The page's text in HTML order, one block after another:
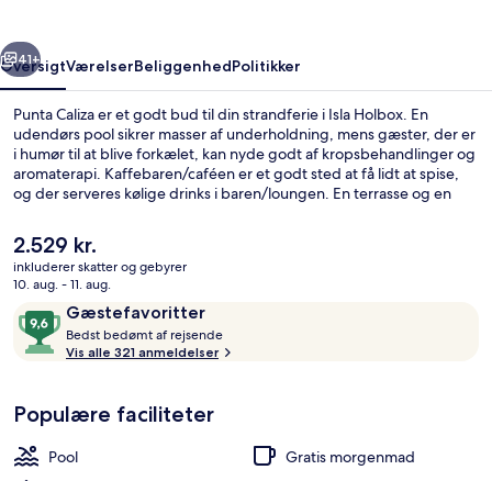
Næste
41+
OversigtVærelserBeliggenhedPolitikker
Punta Caliza er et godt bud til din strandferie i Isla Holbox. En
udendørs pool sikrer masser af underholdning, mens gæster, der er
i humør til at blive forkælet, kan nyde godt af kropsbehandlinger og
aromaterapi. Kaffebaren/caféen er et godt sted at få lidt at spise,
og der serveres kølige drinks i baren/loungen. En terrasse og en
Den
nuværende
pris
2.529 kr.
2.529 kr.
inkluderer skatter og gebyrer
10. aug. - 11. aug.
AnmeldelserGæstefavoritter
9,6
ud
af
Gæstefavoritter
Bedst bedømt af rejsende
e
Vis alle 321 anmeldelser
Populære faciliteter
Pool
Gratis morgenmad